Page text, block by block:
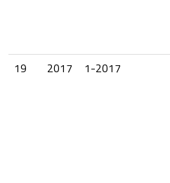
19
2017 1-2017